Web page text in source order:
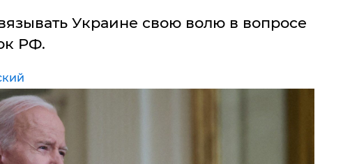
Украине свою волю в вопросе
РФ.